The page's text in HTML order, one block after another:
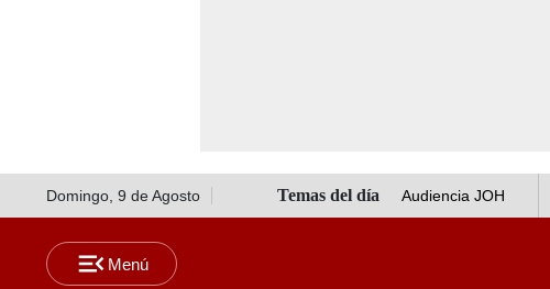
Domingo, 9 de Agosto Audiencia JOH